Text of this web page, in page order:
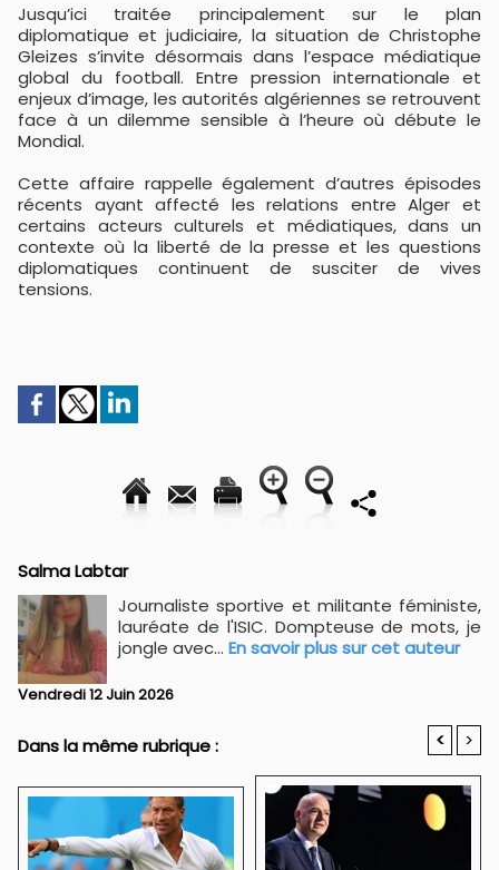
Jusqu’ici traitée principalement sur le plan
diplomatique et judiciaire, la situation de Christophe
Gleizes s’invite désormais dans l’espace médiatique
global du football. Entre pression internationale et
enjeux d’image, les autorités algériennes se retrouvent
face à un dilemme sensible à l’heure où débute le
Mondial.
Cette affaire rappelle également d’autres épisodes
récents ayant affecté les relations entre Alger et
certains acteurs culturels et médiatiques, dans un
contexte où la liberté de la presse et les questions
diplomatiques continuent de susciter de vives
tensions.
Salma Labtar
Journaliste sportive et militante féministe,
lauréate de l'ISIC. Dompteuse de mots, je
jongle avec... En savoir plus sur cet auteur
Vendredi 12 Juin 2026
Dans la même rubrique : < >